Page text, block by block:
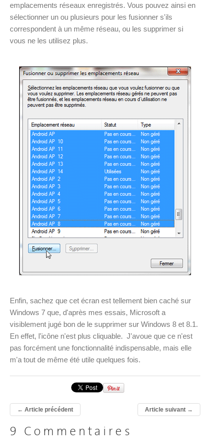
emplacements réseaux enregistrés. Vous pouvez ainsi en
sélectionner un ou plusieurs pour les fusionner s'ils
correspondent à un même réseau, ou les supprimer si
vous ne les utilisez plus.
Enfin, sachez que cet écran est tellement bien caché sur
Windows 7 que, d'après mes essais, Microsoft a
visiblement jugé bon de le supprimer sur Windows 8 et 8.1.
En effet, l'icône n'est plus cliquable. J'avoue que ce n'est
pas forcément une fonctionnalité indispensable, mais elle
m'a tout de même été utile quelques fois.
← Article précédent Article suivant→
9 Commentaires